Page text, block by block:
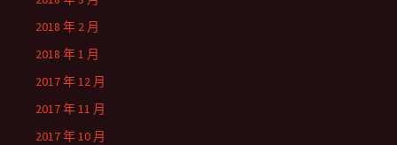
2018 年 2 月
2018 年 1 月
2017 年 12 月
2017 年 11 月
2017 年 10 月